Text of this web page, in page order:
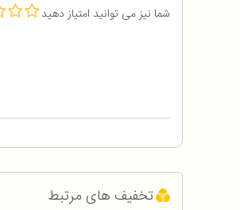
شما نیز می توانید امتیاز دهید
تخفیف های مرتبط